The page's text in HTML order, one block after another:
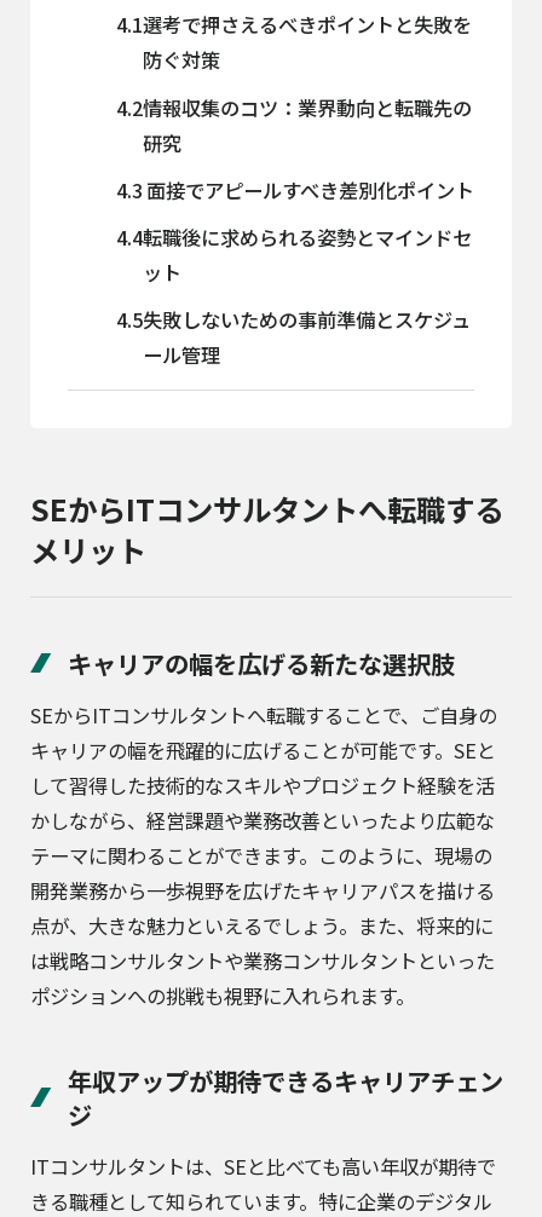
4.1選考で押さえるべきポイントと失敗を
防ぐ対策
4.2情報収集のコツ：業界動向と転職先の
研究
4.3 面接でアピールすべき差別化ポイント
4.4転職後に求められる姿勢とマインドセ
ット
4.5失敗しないための事前準備とスケジュ
ール管理
SEからITコンサルタントへ転職する
メリット
キャリアの幅を広げる新たな選択肢
SEからITコンサルタントへ転職することで、ご自身の
キャリアの幅を飛躍的に広げることが可能です。SEと
して習得した技術的なスキルやプロジェクト経験を活
かしながら、経営課題や業務改善といったより広範な
テーマに関わることができます。このように、現場の
開発業務から一歩視野を広げたキャリアパスを描ける
点が、大きな魅力といえるでしょう。また、将来的に
は戦略コンサルタントや業務コンサルタントといった
ポジションへの挑戦も視野に入れられます。
年収アップが期待できるキャリアチェン
ジ
ITコンサルタントは、SEと比べても高い年収が期待で
きる職種として知られています。特に企業のデジタル